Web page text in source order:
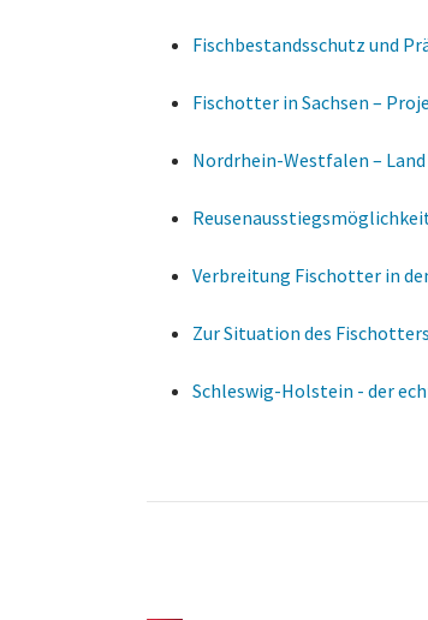
Fischbestandsschutz und
Fischotter in Sachsen –
Nordrhein-Westfalen –
Verbreitung Fischotter in
Zur Situation des
Schleswig-Holstein - der